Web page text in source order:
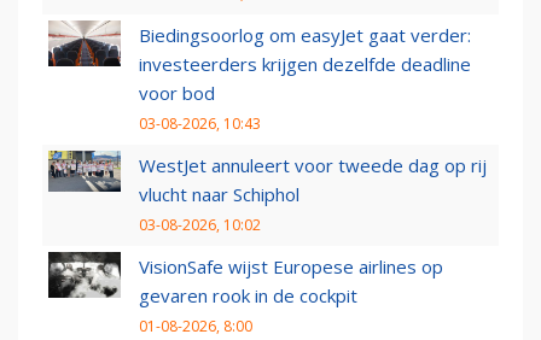
Biedingsoorlog om easyJet gaat verder:
investeerders krijgen dezelfde deadline
voor bod
03-08-2026, 10:43
WestJet annuleert voor tweede dag op rij
vlucht naar Schiphol
03-08-2026, 10:02
VisionSafe wijst Europese airlines op
gevaren rook in de cockpit
01-08-2026, 8:00